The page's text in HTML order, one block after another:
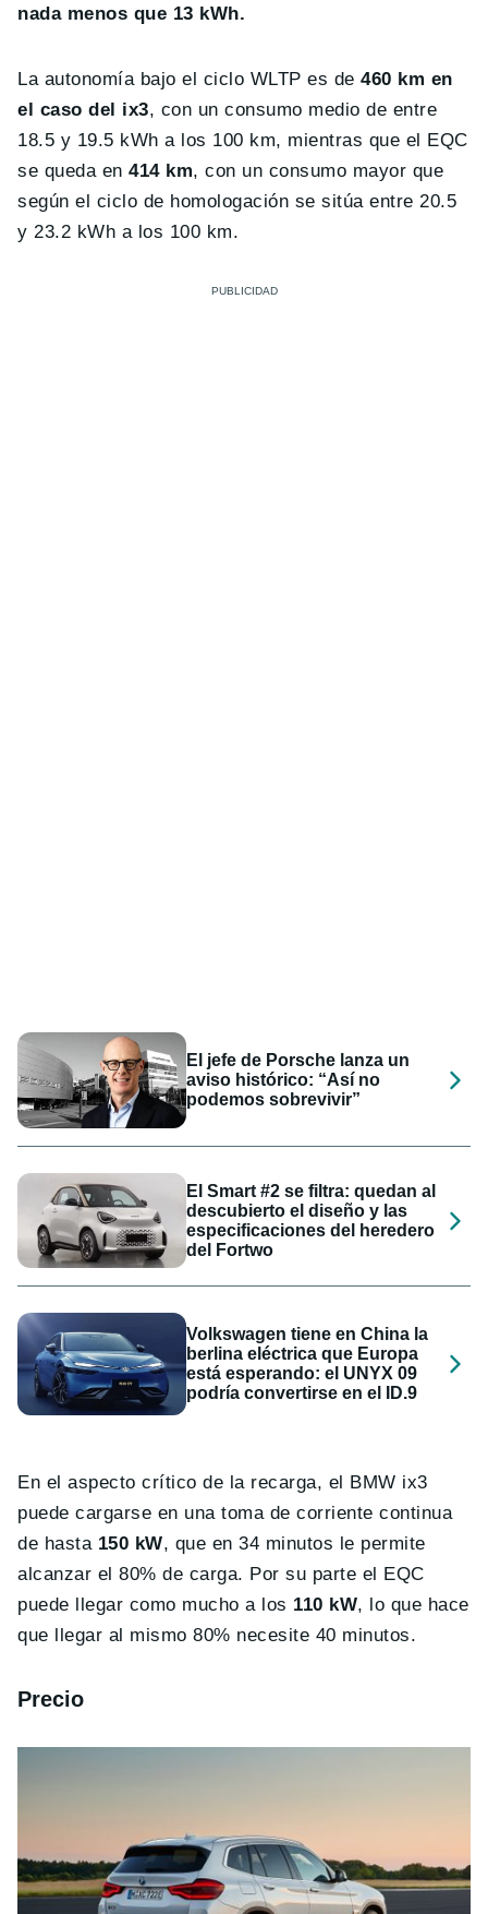
nada menos que 13 kWh.
La autonomía bajo el ciclo WLTP es de460 km en
el caso del ix3, con un consumo medio de entre
18.5 y 19.5 kWh a los 100 km, mientras que el EQC
se queda en414 km, con un consumo mayor que
según el ciclo de homologación se sitúa entre 20.5
y 23.2 kWh a los 100 km.
El jefe de Porsche lanza un
aviso histórico: “Así no
podemos sobrevivir”
El Smart #2 se filtra: quedan al
descubierto el diseño y las
especificaciones del heredero
del Fortwo
Volkswagen tiene en China la
berlina eléctrica que Europa
está esperando: el UNYX 09
podría convertirse en el ID.9
En el aspecto crítico de la recarga, el BMW ix3
puede cargarse en una toma de corriente continua
de hasta 150 kW, que en 34 minutos le permite
alcanzar el 80% de carga. Por su parte el EQC
puede llegar como mucho a los 110 kW, lo que hace
que llegar al mismo 80% necesite 40 minutos.
Precio